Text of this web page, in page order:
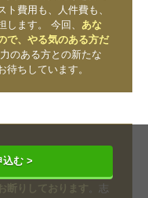
込む >
費用も、人件費も、
します。 今回、 あな
で、やる気のある方だ
のある方との新たな
ちしています。
断りしております 。志